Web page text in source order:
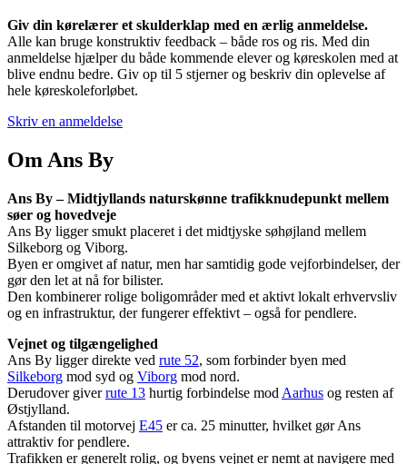
Giv din kørelærer et skulderklap med en ærlig anmeldelse.
Alle kan bruge konstruktiv feedback – både ros og ris. Med din
anmeldelse hjælper du både kommende elever og køreskolen med at
blive endnu bedre. Giv op til 5 stjerner og beskriv din oplevelse af
hele køreskoleforløbet.
Skriv en anmeldelse
Om Ans By
Ans By – Midtjyllands naturskønne trafikknudepunkt mellem
søer og hovedveje
Ans By ligger smukt placeret i det midtjyske søhøjland mellem
Silkeborg og Viborg.
Byen er omgivet af natur, men har samtidig gode vejforbindelser, der
gør den let at nå for bilister.
Den kombinerer rolige boligområder med et aktivt lokalt erhvervsliv
og en infrastruktur, der fungerer effektivt – også for pendlere.
Vejnet og tilgængelighed
Ans By ligger direkte ved rute 52, som forbinder byen med
Silkeborg mod syd og Viborg mod nord.
Derudover giverrute 13 hurtig forbindelse mod Aarhus og resten af
Østjylland.
Afstanden til motorvej E45 er ca. 25 minutter, hvilket gør Ans
attraktiv for pendlere.
Trafikken er generelt rolig, og byens vejnet er nemt at navigere med